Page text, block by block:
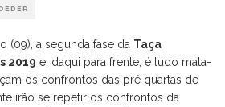
(09), a segunda fase da Taça
2019 e, daqui para frente, é tudo mata-
os confrontos das pré quartas de
irão se repetir os confrontos da